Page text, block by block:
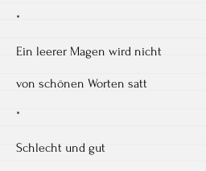
*
Ein leerer Magen wird nicht
von schönen Worten satt
*
Schlecht und gut